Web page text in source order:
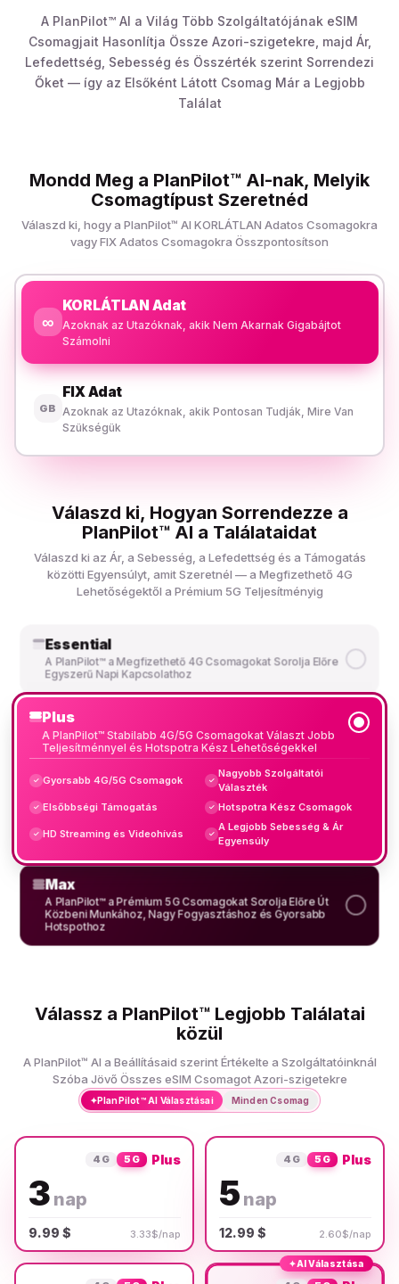
A PlanPilot™ AI a Világ Több Szolgáltatójának eSIM
Csomagjait Hasonlítja Össze Azori-szigetekre, majd Ár,
Lefedettség, Sebesség és Összérték szerint Sorrendezi
Őket — így az Elsőként Látott Csomag Már a Legjobb
Találat
Mondd Meg a PlanPilot™ AI-nak, Melyik
Csomagtípust Szeretnéd
Válaszd ki, hogy a PlanPilot™ AI KORLÁTLAN Adatos Csomagokra
vagy FIX Adatos Csomagokra Összpontosítson
∞
KORLÁTLAN Adat
Azoknak az Utazóknak, akik Nem Akarnak Gigabájtot
Számolni
GB
FIX Adat
Azoknak az Utazóknak, akik Pontosan Tudják, Mire Van
Szükségük
Válaszd ki, Hogyan Sorrendezze a
PlanPilot™ AI a Találataidat
Válaszd ki az Ár, a Sebesség, a Lefedettség és a Támogatás
közötti Egyensúlyt, amit Szeretnél — a Megfizethető 4G
Lehetőségektől a Prémium 5G Teljesítményig
Essential
A PlanPilot™ a Megfizethető 4G Csomagokat Sorolja Előre
Egyszerű Napi Kapcsolathoz
Plus
A PlanPilot™ Stabilabb 4G/5G Csomagokat Választ Jobb
Teljesítménnyel és Hotspotra Kész Lehetőségekkel
✓ Gyorsabb 4G/5G Csomagok ✓
Nagyobb Szolgáltatói
Választék
✓ Elsőbbségi Támogatás ✓ Hotspotra Kész Csomagok
✓ HD Streaming és Videohívás ✓
A Legjobb Sebesség & Ár
Egyensúly
Max
A PlanPilot™ a Prémium 5G Csomagokat Sorolja Előre Út
Közbeni Munkához, Nagy Fogyasztáshoz és Gyorsabb
Hotspothoz
Válassz a PlanPilot™ Legjobb Találatai
közül
A PlanPilot™ AI a Beállításaid szerint Értékelte a Szolgáltatóinknál
Szóba Jövő Összes eSIM Csomagot Azori-szigetekre
✦PlanPilot™ AI Választásai Minden Csomag
4G 5G Plus
3 nap
9.99 $ 3.33$/nap
4G 5G Plus
5 nap
12.99 $ 2.60$/nap
✦AI Választása